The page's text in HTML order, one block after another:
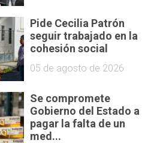
Pide Cecilia Patrón
seguir trabajado en la
cohesión social
05 de agosto de 2026
Se compromete
Gobierno del Estado a
pagar la falta de un
med...